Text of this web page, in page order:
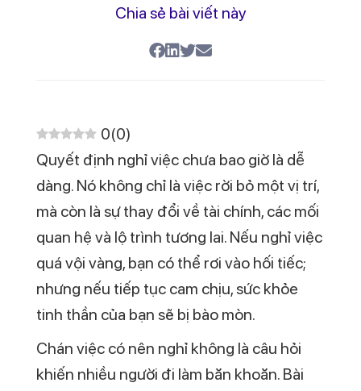
Quyết định nghỉ việc chưa bao giờ là dễ
dàng. Nó không chỉ là việc rời bỏ một vị trí,
mà còn là sự thay đổi về tài chính, các mối
quan hệ và lộ trình tương lai. Nếu nghỉ việc
quá vội vàng, bạn có thể rơi vào hối tiếc;
nhưng nếu tiếp tục cam chịu, sức khỏe
tinh thần của bạn sẽ bị bào mòn.
Chán việc có nên nghỉ không là câu hỏi
khiến nhiều người đi làm băn khoăn. Bài
viết dưới đây sẽ phân tích nguyên nhân,